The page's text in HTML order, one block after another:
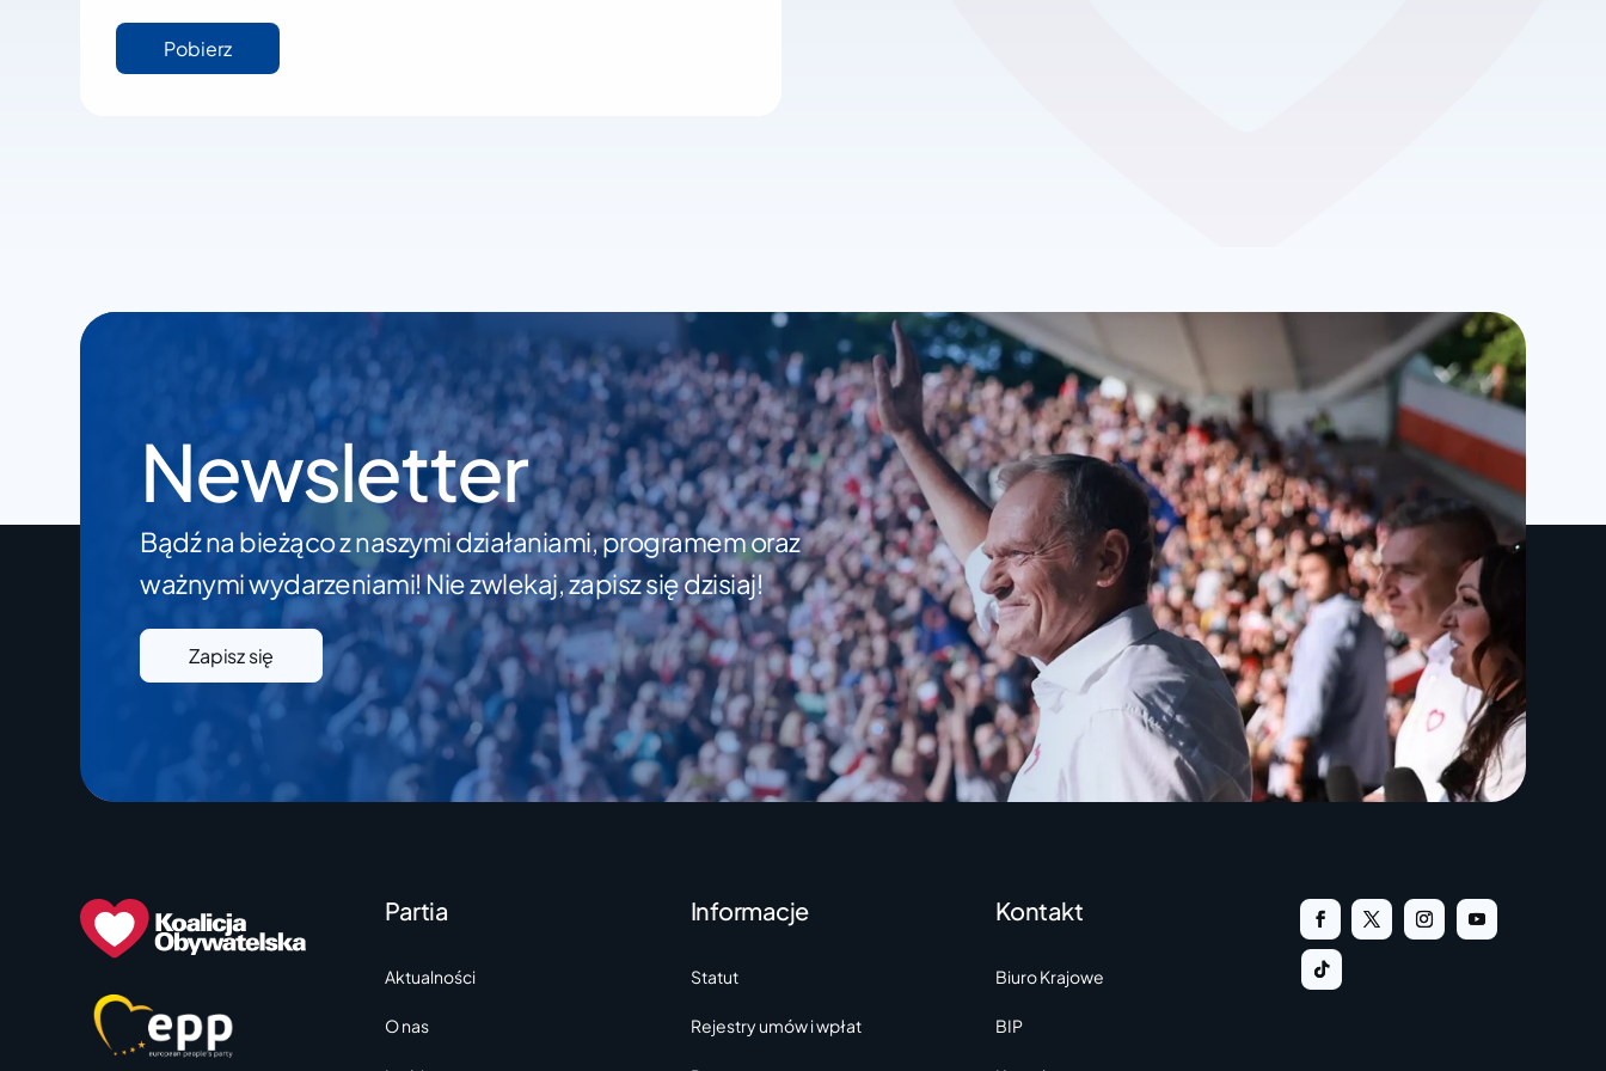
Pobierz
Newsletter
Bądź na bieżąco z naszymi działaniami, programem oraz
ważnymi wydarzeniami! Nie zwlekaj, zapisz się dzisiaj!
Zapisz się
Partia
Aktualności
O nas
Informacje
Statut
Rejestry umów i wpłat
Kontakt
Biuro Krajowe
BIP